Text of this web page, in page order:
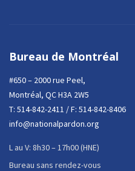
Bureau de Montréal
#650 – 2000 rue Peel,
Montréal, QC H3A 2W5
T: 514-842-2411 / F: 514-842-8406
info@nationalpardon.org
L au V: 8h30 – 17h00 (HNE)
Bureau sans rendez-vous